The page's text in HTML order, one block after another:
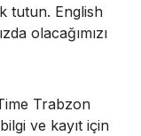
tutun. English
olacağımızı
Trabzon
ve kayıt için